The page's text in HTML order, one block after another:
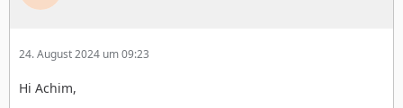
24. August 2024 um 09:23
Hi Achim,